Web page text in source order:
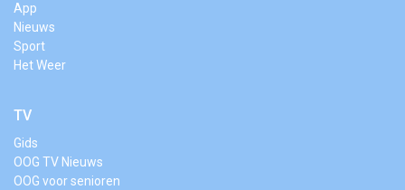
App
Nieuws
Sport
Het Weer
TV
Gids
OOG TV Nieuws
OOG voor senioren